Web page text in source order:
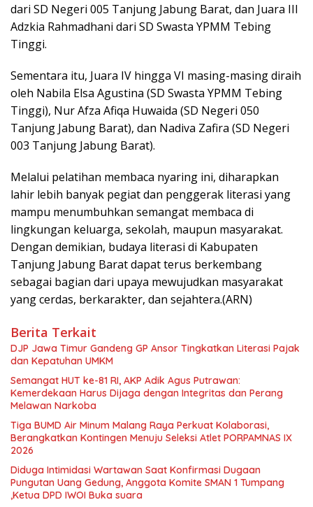
dari SD Negeri 005 Tanjung Jabung Barat, dan Juara III
Adzkia Rahmadhani dari SD Swasta YPMM Tebing
Tinggi.
Sementara itu, Juara IV hingga VI masing-masing diraih
oleh Nabila Elsa Agustina (SD Swasta YPMM Tebing
Tinggi), Nur Afza Afiqa Huwaida (SD Negeri 050
Tanjung Jabung Barat), dan Nadiva Zafira (SD Negeri
003 Tanjung Jabung Barat).
Melalui pelatihan membaca nyaring ini, diharapkan
lahir lebih banyak pegiat dan penggerak literasi yang
mampu menumbuhkan semangat membaca di
lingkungan keluarga, sekolah, maupun masyarakat.
Dengan demikian, budaya literasi di Kabupaten
Tanjung Jabung Barat dapat terus berkembang
sebagai bagian dari upaya mewujudkan masyarakat
yang cerdas, berkarakter, dan sejahtera.(ARN)
Berita Terkait
DJP Jawa Timur Gandeng GP Ansor Tingkatkan Literasi Pajak
dan Kepatuhan UMKM
Semangat HUT ke-81 RI, AKP Adik Agus Putrawan:
Kemerdekaan Harus Dijaga dengan Integritas dan Perang
Melawan Narkoba
Tiga BUMD Air Minum Malang Raya Perkuat Kolaborasi,
Berangkatkan Kontingen Menuju Seleksi Atlet PORPAMNAS IX
2026
Diduga Intimidasi Wartawan Saat Konfirmasi Dugaan
Pungutan Uang Gedung, Anggota Komite SMAN 1 Tumpang
,Ketua DPD IWOI Buka suara